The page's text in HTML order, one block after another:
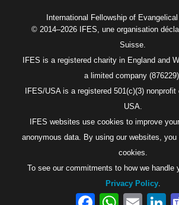
International Fellowship of
© 2014–2026 IFES, une organisation
Suisse.
IFES is a registered charity in England and
a limited company (876229).
IFES/USA is a registered 501(c)(3)
USA.
IFES websites use cookies to improve
anonymous data. By using our websites,
cookies.
To see our commitments to how we handle
Privacy Policy.
FacebookWhatsAppEmail